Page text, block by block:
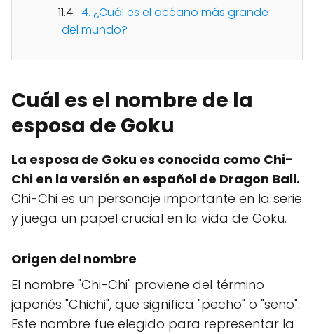
4. ¿Cuál es el océano más grande
del mundo?
Cuál es el nombre de la
esposa de Goku
La esposa de Goku es conocida como Chi-
Chi en la versión en español de Dragon Ball.
Chi-Chi es un personaje importante en la serie
y juega un papel crucial en la vida de Goku.
Origen del nombre
El nombre "Chi-Chi" proviene del término
japonés "Chichi", que significa "pecho" o "seno".
Este nombre fue elegido para representar la